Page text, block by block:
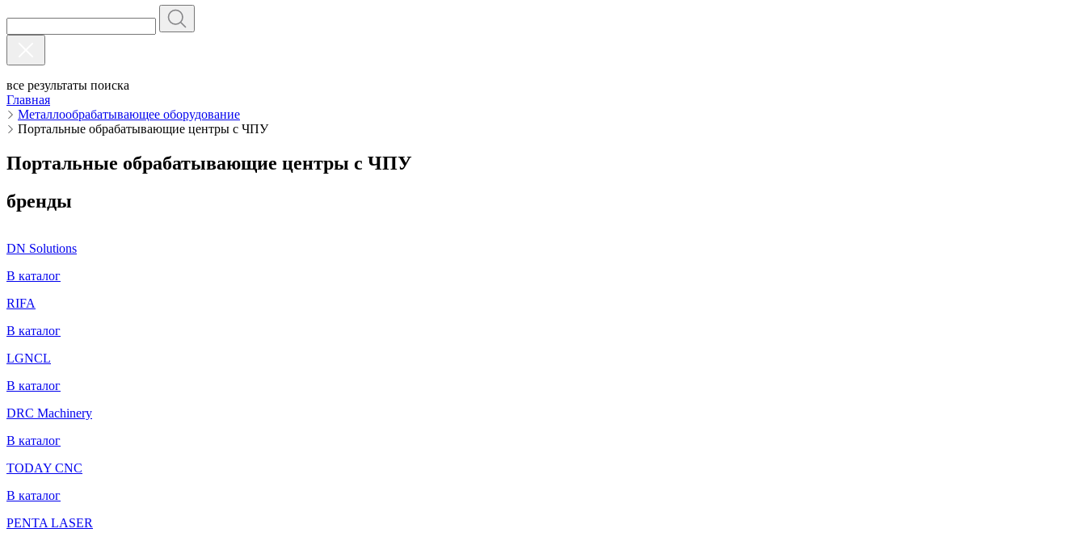
все результаты поиска
Главная
Металлообрабатывающее оборудование
Портальные обрабатывающие центры с ЧПУ
Портальные обрабатывающие центры с ЧПУ
бренды
DN Solutions
В каталог
RIFA
В каталог
LGNCL
В каталог
DRC Machinery
В каталог
TODAY CNC
В каталог
PENTA LASER